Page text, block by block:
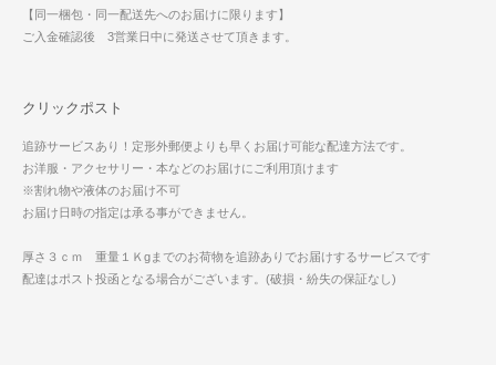
【同一梱包・同一配送先へのお届けに限ります】
ご入金確認後 3営業日中に発送させて頂きます。
クリックポスト
追跡サービスあり！定形外郵便よりも早くお届け可能な配達方法です。
お洋服・アクセサリー・本などのお届けにご利用頂けます
※割れ物や液体のお届け不可
お届け日時の指定は承る事ができません。
厚さ３ｃｍ 重量１Ｋgまでのお荷物を追跡ありでお届けするサービスです
配達はポスト投函となる場合がございます。(破損・紛失の保証なし)